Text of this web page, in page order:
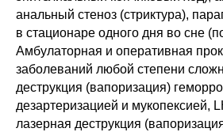
анальный стеноз (стриктура),
в стационаре одного дня во сне
Амбулаторная и оперативная
заболеваний любой степени
деструкция (вапоризация)
дезартеризацией и мукопексией,
лазерная деструкция